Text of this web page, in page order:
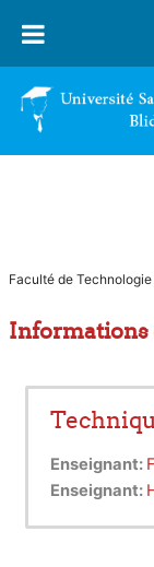
Faculté de Technologie
Informations
Enseignant:
Enseignant: